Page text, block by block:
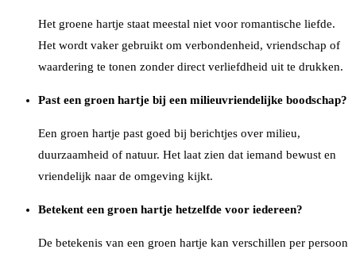
Het groene hartje staat meestal niet voor romantische liefde.
Het wordt vaker gebruikt om verbondenheid, vriendschap of
waardering te tonen zonder direct verliefdheid uit te drukken.
Past een groen hartje bij een milieuvriendelijke boodschap?
Een groen hartje past goed bij berichtjes over milieu,
duurzaamheid of natuur. Het laat zien dat iemand bewust en
vriendelijk naar de omgeving kijkt.
Betekent een groen hartje hetzelfde voor iedereen?
De betekenis van een groen hartje kan verschillen per persoon